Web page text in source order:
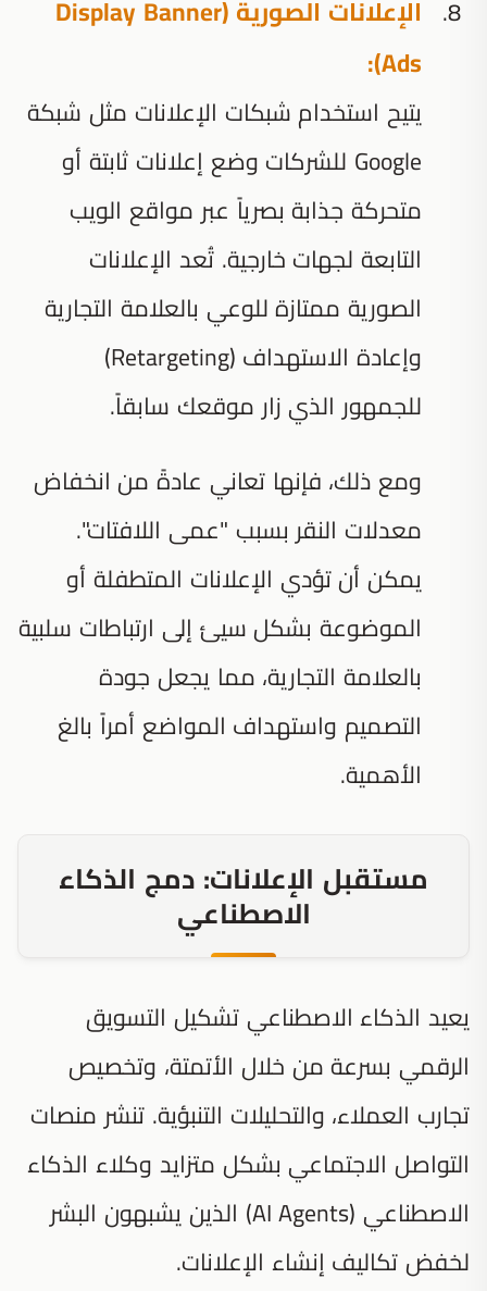
الإعلانات الصورية (Display Banner
Ads):
يتيح استخدام شبكات الإعلانات مثل شبكة
Google للشركات وضع إعلانات ثابتة أو
متحركة جذابة بصرياً عبر مواقع الويب
التابعة لجهات خارجية. تُعد الإعلانات
الصورية ممتازة للوعي بالعلامة التجارية
وإعادة الاستهداف (Retargeting)
للجمهور الذي زار موقعك سابقاً.
ومع ذلك، فإنها تعاني عادةً من انخفاض
معدلات النقر بسبب "عمى اللافتات".
يمكن أن تؤدي الإعلانات المتطفلة أو
الموضوعة بشكل سيئ إلى ارتباطات سلبية
بالعلامة التجارية، مما يجعل جودة
التصميم واستهداف المواضع أمراً بالغ
الأهمية.
مستقبل الإعلانات: دمج الذكاء
الاصطناعي
يعيد الذكاء الاصطناعي تشكيل التسويق
الرقمي بسرعة من خلال الأتمتة، وتخصيص
تجارب العملاء، والتحليلات التنبؤية. تنشر منصات
التواصل الاجتماعي بشكل متزايد وكلاء الذكاء
الاصطناعي (AI Agents) الذين يشبهون البشر
لخفض تكاليف إنشاء الإعلانات.